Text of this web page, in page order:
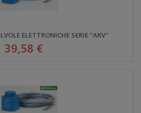
ELETTRONICHE SERIE "AKV"
39,58 €